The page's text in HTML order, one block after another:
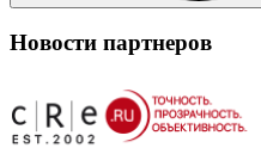
Новости партнеров